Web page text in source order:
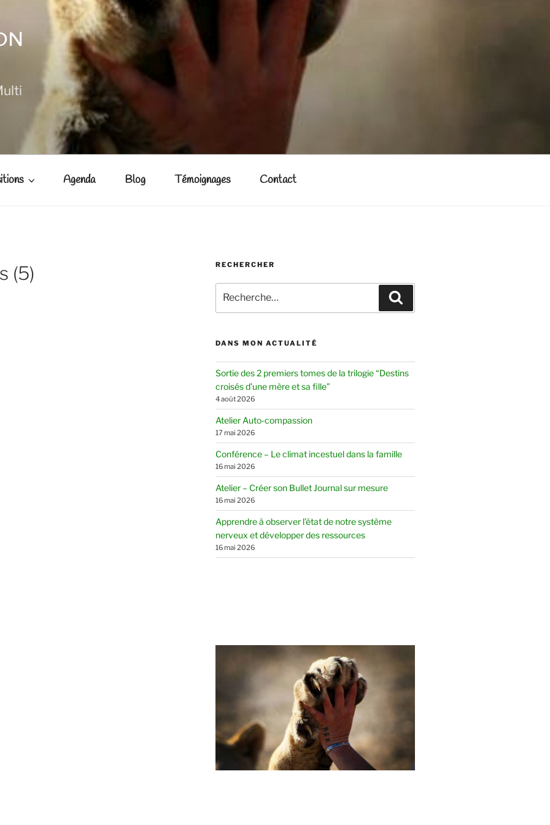
Agenda Blog Témoignages Contact
(5) RECHERCHER
pour
:
DANS MON ACTUALITÉ
Sortie des 2 premiers tomes de la trilogie “Destins
croisés d’une mère et sa fille”
4 août 2026
Atelier Auto-compassion
17 mai 2026
Conférence – Le climat incestuel dans la famille
16 mai 2026
Atelier – Créer son Bullet Journal sur mesure
16 mai 2026
Apprendre à observer l’état de notre système
nerveux et développer des ressources
16 mai 2026